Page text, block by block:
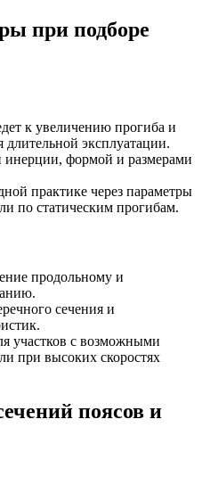
при подборе
к увеличению прогиба и
эксплуатации.
инерции, формой и размерами
практике через параметры
по статическим прогибам.
продольному и
сечения и
участков с возможными
при высоких скоростях
поясов и